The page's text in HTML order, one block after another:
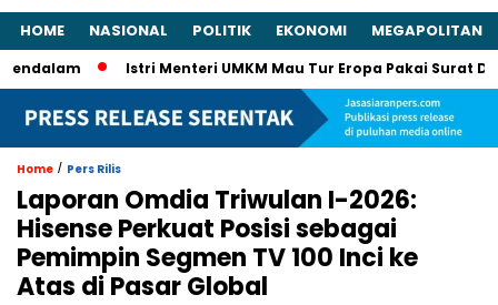
HOME NASIONAL POLITIK EKONOMI MEGAPOLITAN
Istri Menteri UMKM Mau Tur Eropa Pakai Surat
Home / Pers Rilis
Laporan Omdia Triwulan I-2026:
Hisense Perkuat Posisi sebagai
Pemimpin Segmen TV 100 Inci ke
Atas di Pasar Global